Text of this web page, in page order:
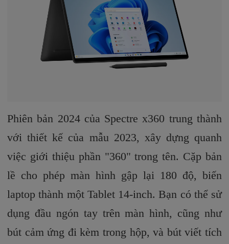
Phiên bản 2024 của Spectre x360 trung thành
với thiết kế của mẫu 2023, xây dựng quanh
việc giới thiệu phần "360" trong tên. Cặp bản
lề cho phép màn hình gập lại 180 độ, biến
laptop thành một Tablet 14-inch. Bạn có thể sử
dụng đầu ngón tay trên màn hình, cũng như
bút cảm ứng đi kèm trong hộp, và bút viết tích